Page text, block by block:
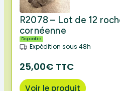
R2078 – Lot de 12
cornéenne
Disponible
Expédition sous 48h
25,00€ TTC
Voir le produit